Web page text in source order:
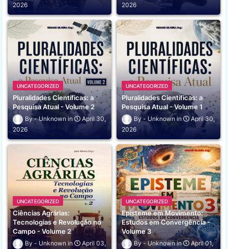
2026
2026
UNCATEGORIZED
Pluralidades Científicas: a
Pesquisa Atual - Volume 2
Unknown
April 30,
2026
UNCATEGORIZED
Pluralidades Científicas: a
Pesquisa Atual - Volume 1
Unknown
April 30,
2026
UNCATEGORIZED
Ciências Agrárias:
Tecnologias e Revolução no
Campo - Volume 2
Unknown
April 03,
UNCATEGORIZED
Episteme em Movimento:
Estudos em Convergência -
Volume 3
Unknown
April 01,